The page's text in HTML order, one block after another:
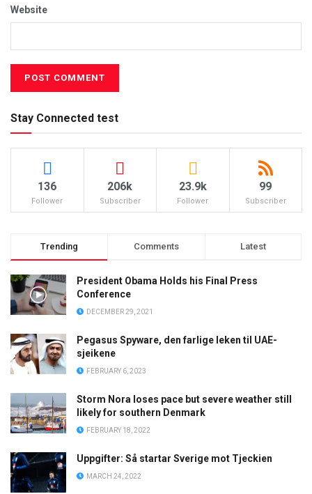
Website
Stay Connected test
136
Follower
206k
Subscriber
23.9k
Follower
99
Subscriber
Trending Comments Latest
President Obama Holds his Final Press
Conference
DECEMBER 29, 2021
Pegasus Spyware, den farlige leken til UAE-
sjeikene
FEBRUARY 6, 2023
Storm Nora loses pace but severe weather still
likely for southern Denmark
FEBRUARY 18, 2022
Uppgifter: Så startar Sverige mot Tjeckien
MARCH 24, 2022